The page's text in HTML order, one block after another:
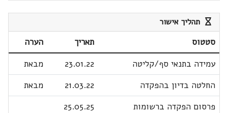
תהליך אישור
סטטוס תאריך
הערה
עמידה בתנאי סף/קליטה
23.01.22
מבאת
החלטה בדיון בהפקדה
21.03.22
מבאת
פרסום הפקדה ברשומות
25.05.25